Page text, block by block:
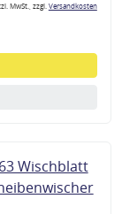
MwSt., zzgl.Versandkosten
Wischblatt